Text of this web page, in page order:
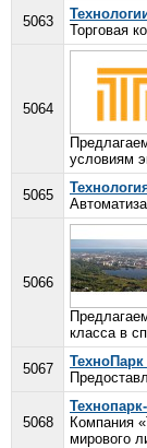
5063
Торговая
5064
условиям
5065
5066
класса в
5067
5068
Компания
мирового